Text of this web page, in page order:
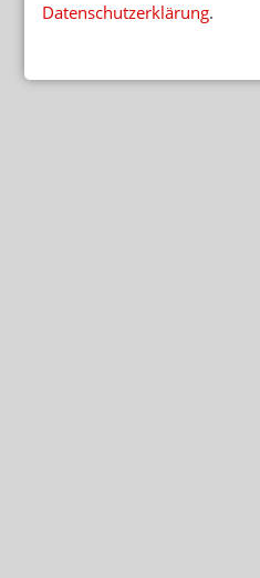
Datenschutzerklärung.